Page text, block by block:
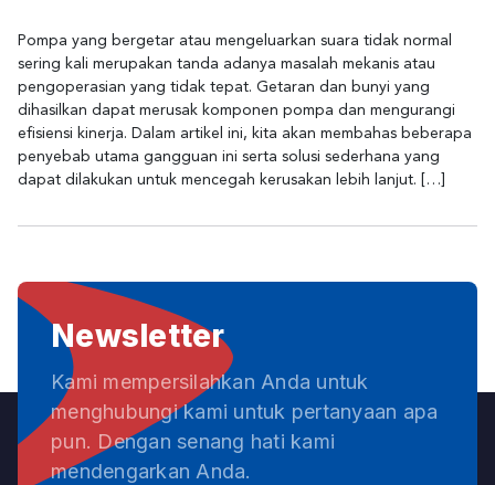
Pompa yang bergetar atau mengeluarkan suara tidak normal
sering kali merupakan tanda adanya masalah mekanis atau
pengoperasian yang tidak tepat. Getaran dan bunyi yang
dihasilkan dapat merusak komponen pompa dan mengurangi
efisiensi kinerja. Dalam artikel ini, kita akan membahas beberapa
penyebab utama gangguan ini serta solusi sederhana yang
dapat dilakukan untuk mencegah kerusakan lebih lanjut. […]
Newsletter
Kami mempersilahkan Anda untuk
menghubungi kami untuk pertanyaan apa
pun. Dengan senang hati kami
mendengarkan Anda.